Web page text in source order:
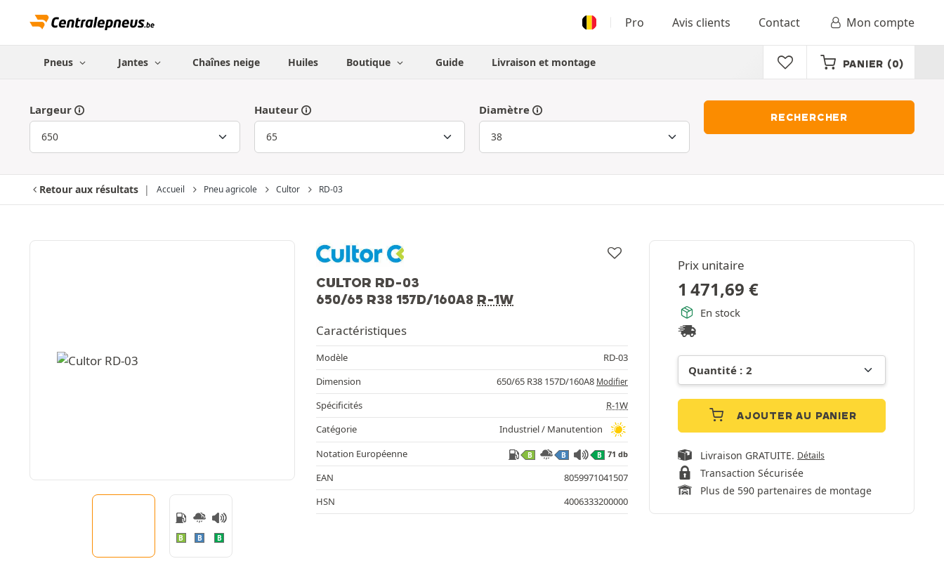
Pro Avis clients Contact Mon compte
Pneus Jantes Chaînes neige Huiles Boutique Guide Livraison et montage PANIER (0)
Largeur Hauteur Diamètre
RECHERCHER
Retour aux résultats Accueil Pneu agricole Cultor RD-03
CULTOR RD-03
650/65 R38 157D/160A8 R-1W
Cultor
650/65 R38 157D/160A8
B B B
Prix unitaire
1 471,69 €
En stock
AJOUTER AU PANIER
Livraison GRATUITE. Détails
Transaction Sécurisée
Plus de 590 partenaires de montage
Caractéristiques
Modèle
RD-03
Dimension
650/65 R38 157D/160A8 Modifier
Spécificités
R-1W
Catégorie
Industriel / Manutention
Notation Européenne
B B B 71 db
EAN
8059971041507
HSN
4006333200000